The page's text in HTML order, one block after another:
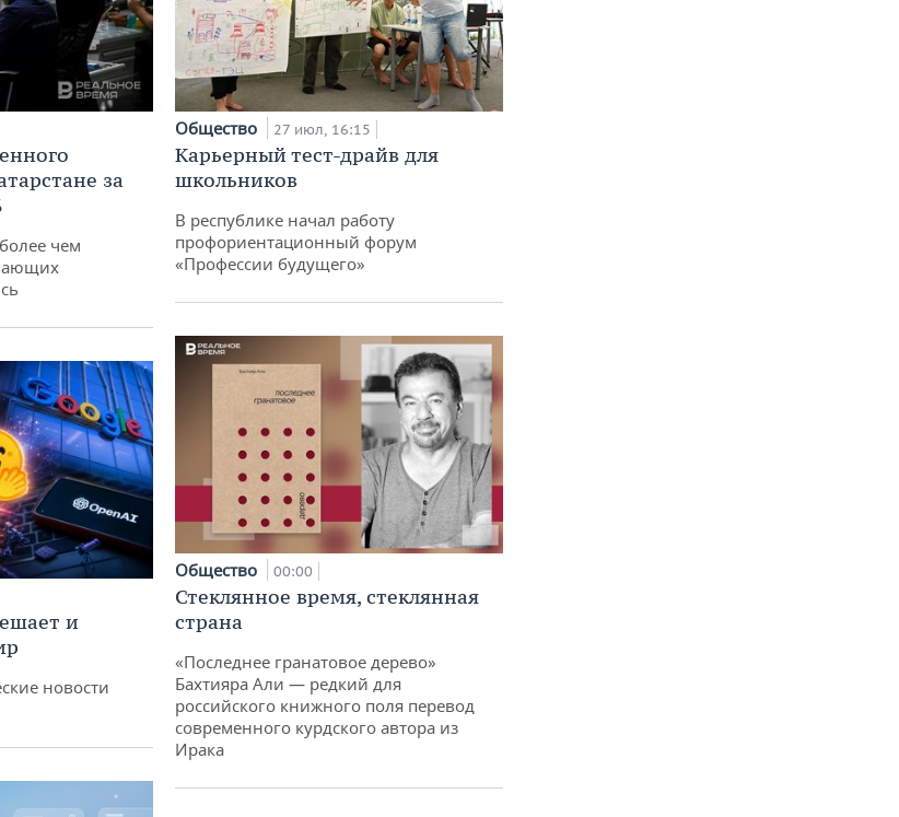
за
чем
и
новости
Общество 27 июл, 16:15
Карьерный тест-драйв для
школьников
В республике начал работу
профориентационный форум
«Профессии будущего»
Общество 00:00
Стеклянное время, стеклянная
страна
«Последнее гранатовое дерево»
Бахтияра Али — редкий для
российского книжного поля перевод
современного курдского автора из
Ирака